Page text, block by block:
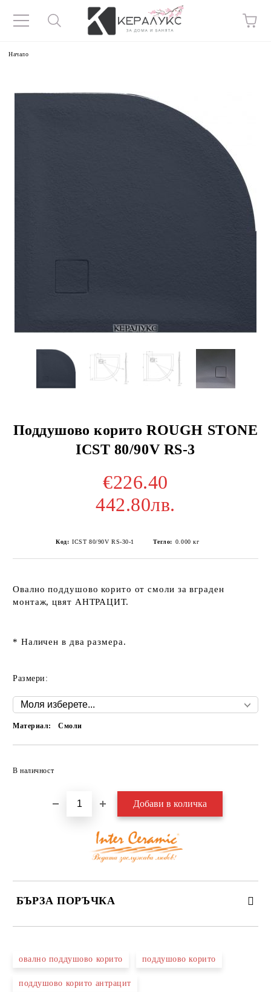
Начало
Поддушово корито ROUGH STONE
ICST 80/90V RS-3
€226.40
442.80лв.
Код: ICST 80/90V RS-30-1 Тегло: 0.000 кг
Овално поддушово корито от смоли за вграден
монтаж, цвят АНТРАЦИТ.
* Наличен в два размера.
Размери:
Материал: Смоли
В наличност
БЪРЗА ПОРЪЧКА
овално поддушово корито поддушово корито
поддушово корито антрацит